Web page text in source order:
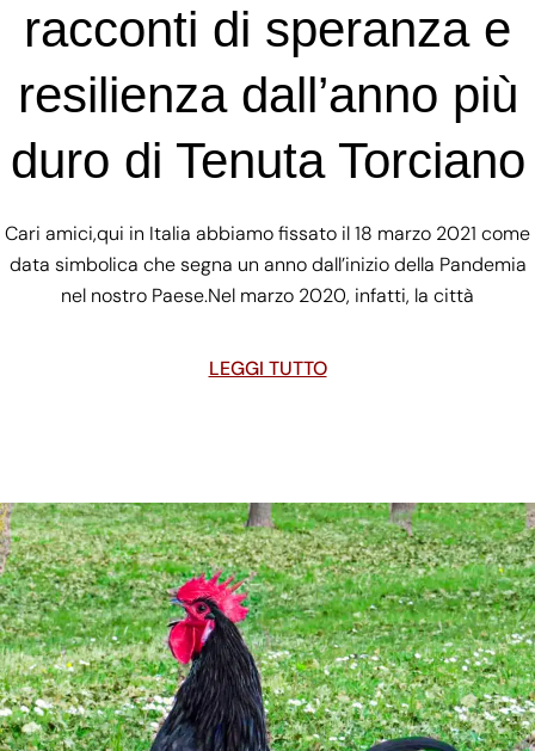
racconti di speranza e
resilienza dall’anno più
duro di Tenuta Torciano
Cari amici,qui in Italia abbiamo fissato il 18 marzo 2021 come
data simbolica che segna un anno dall’inizio della Pandemia
nel nostro Paese.Nel marzo 2020, infatti, la città
LEGGI TUTTO